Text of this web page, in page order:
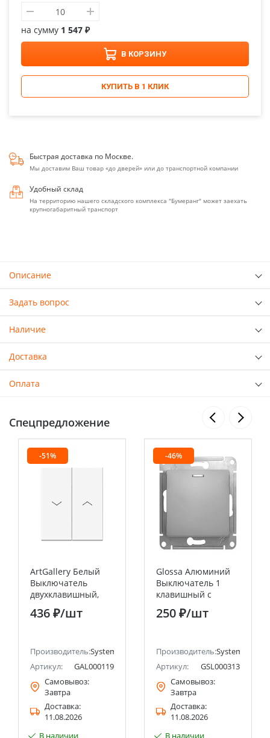
на сумму 1 547 ₽
В КОРЗИНУ
КУПИТЬ В 1 КЛИК
Быстрая доставка по Москве.
Мы доставим Ваш товар «до дверей» или до транспортной компании
Удобный склад
На территорию нашего складского комплекса "Бумеранг" может заехать
крупногабаритный транспорт
Описание
Задать вопрос
Наличие
Доставка
Оплата
Спецпредложение
(ранее Schneider Electric)
-51%
ArtGallery Белый
Выключатель
двухклавишный,
для жалюзи, 2х сх.4,
10А, механизм
436 ₽/шт
Производитель:Systeme Electric (ранее Schneider Electric)
Артикул:
GAL000119
Самовывоз:
Завтра
Доставка:
11.08.2026
В наличии
-46%
Glossa Алюминий
Выключатель 1
клавишный с
подсветкой сх.1а,
10АХ Systeme
250 ₽/шт
Производитель:Systeme
Артикул:
GSL000313
Самовывоз:
Завтра
Доставка:
11.08.2026
В наличии